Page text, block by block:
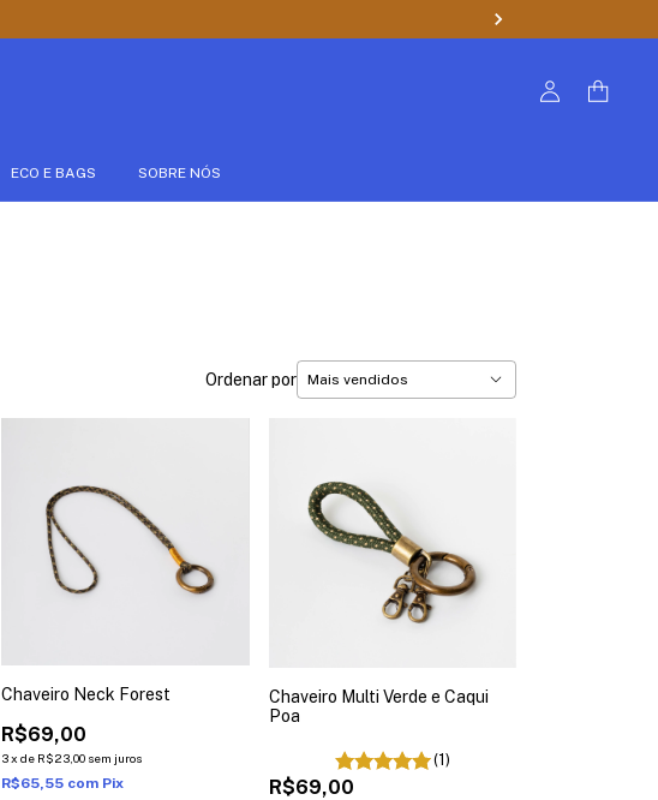
ECO E BAGS SOBRE NÓS
Ordenar por
Chaveiro Neck Forest
R$69,00
3xde R$23,00 sem juros
R$65,55 com Pix
Chaveiro Multi Verde e Caqui
Poa
(1)
R$69,00